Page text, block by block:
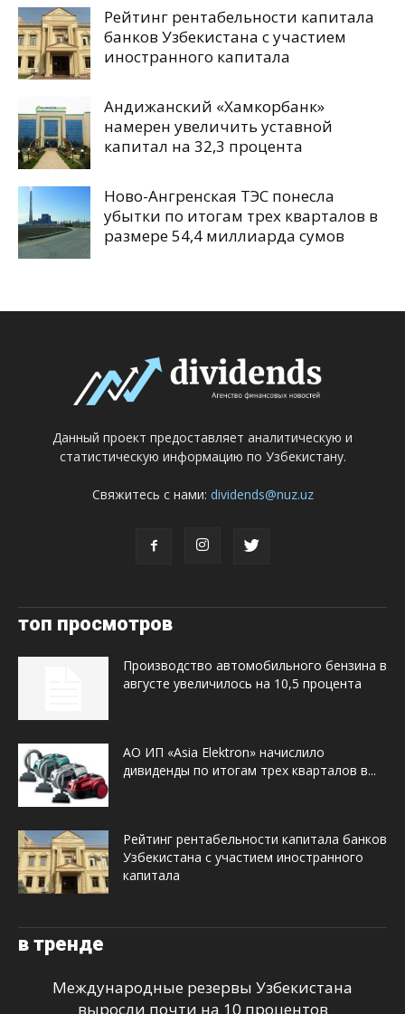
Рейтинг рентабельности капитала
банков Узбекистана с участием
иностранного капитала
Андижанский «Хамкорбанк»
намерен увеличить уставной
капитал на 32,3 процента
Ново-Ангренская ТЭС понесла
убытки по итогам трех кварталов в
размере 54,4 миллиарда сумов
Данный проект предоставляет аналитическую и
статистическую информацию по Узбекистану.
Свяжитесь с нами: dividends@nuz.uz
топ просмотров
Производство автомобильного бензина в
августе увеличилось на 10,5 процента
АО ИП «Asia Elektron» начислило
дивиденды по итогам трех кварталов в...
Рейтинг рентабельности капитала банков
Узбекистана с участием иностранного
капитала
в тренде
Международные резервы Узбекистана
выросли почти на 10 процентов